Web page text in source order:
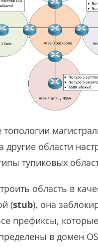
топологии
другие области
тупиковых
область в
(stub), она
префиксы,
в домен